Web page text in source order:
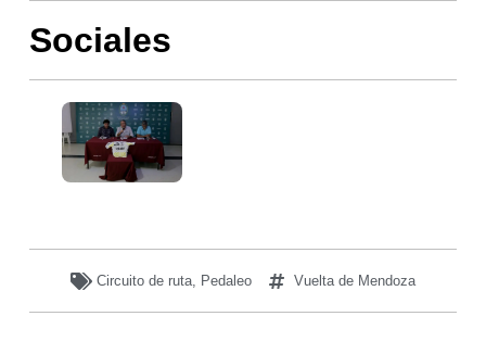
Sociales
Circuito de ruta, Pedaleo Vuelta de Mendoza